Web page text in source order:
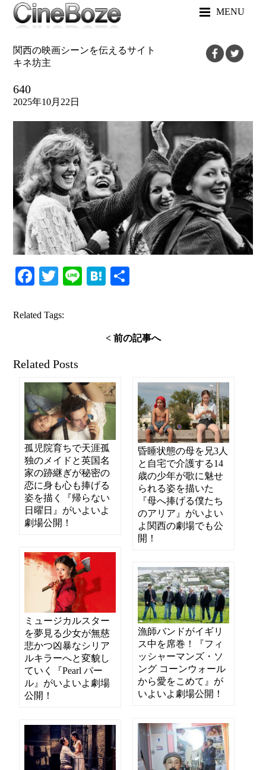
MENU
関西の映画シーンを伝えるサイト
キネ坊主
640
2025年10月22日
Facebook
TwitterLineHatena
Related Tags:
< 前の記事へ
Related Posts
孤児院育ちで天涯孤
独のメイドと英国名
家の跡継ぎが秘密の
恋に身も心も捧げる
姿を描く『帰らない
日曜日』がいよいよ
劇場公開！
昏睡状態の母を兄3人
と自宅で介護する14
歳の少年が歌に魅せ
られる姿を描いた
『母へ捧げる僕たち
のアリア』がいよい
よ関西の劇場でも公
開！
ミュージカルスター
を夢見る少女が無慈
悲かつ凶暴なシリア
ルキラーへと変貌し
ていく『Pearl パー
ル』がいよいよ劇場
公開！
漁師バンドがイギリ
ス中を席巻！『フィ
ッシャーマンズ・ソ
ング コーンウォール
から愛をこめて』が
いよいよ劇場公開！